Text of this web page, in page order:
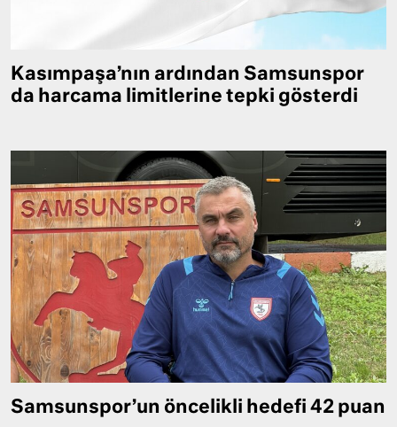
Kasımpaşa’nın ardından Samsunspor
da harcama limitlerine tepki gösterdi
Samsunspor’un öncelikli hedefi 42 puan